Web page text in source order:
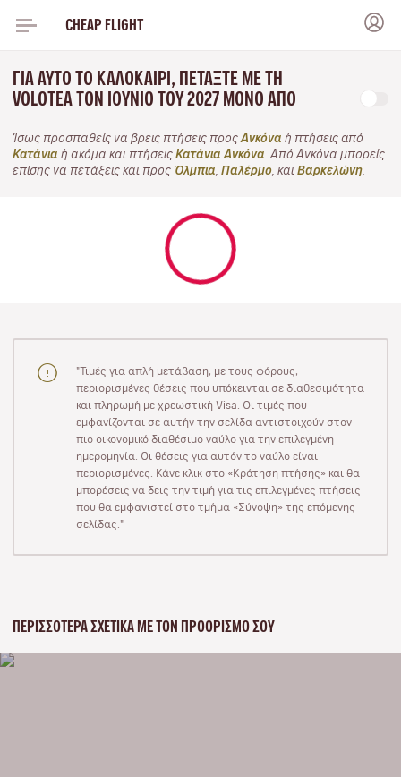
CHEAP FLIGHT
ΓΙΑ ΑΥΤΌ ΤΟ ΚΑΛΟΚΑΊΡΙ, ΠΕΤΆΞΤΕ ΜΕ ΤΗ
VOLOTEA ΤΟΝ ΙΟΎΝΙΟ ΤΟΥ 2027 ΜΌΝΟ ΑΠΌ
Ίσως προσπαθείς να βρεις πτήσεις προς Ανκόνα ή πτήσεις από
Κατάνια ή ακόμα και πτήσεις Κατάνια Ανκόνα . Από Ανκόνα μπορείς
επίσης να πετάξεις και προς Όλμπια Παλέρμο , και Βαρκελώνη
"Τιμές για απλή μετάβαση, με τους φόρους,
περιορισμένες θέσεις που υπόκεινται σε διαθεσιμότητα
και πληρωμή με χρεωστική Visa. Οι τιμές που
εμφανίζονται σε αυτήν την σελίδα αντιστοιχούν στον
πιο οικονομικό διαθέσιμο ναύλο για την επιλεγμένη
ημερομηνία. Οι θέσεις για αυτόν το ναύλο είναι
περιορισμένες. Κάνε κλικ στο «Κράτηση πτήσης» και θα
μπορέσεις να δεις την τιμή για τις επιλεγμένες πτήσεις
που θα εμφανιστεί στο τμήμα «Σύνοψη» της επόμενης
σελίδας."
ΠΕΡΙΣΣΌΤΕΡΑ ΣΧΕΤΙΚΆ ΜΕ ΤΟΝ ΠΡΟΟΡΙΣΜΌ ΣΟΥ